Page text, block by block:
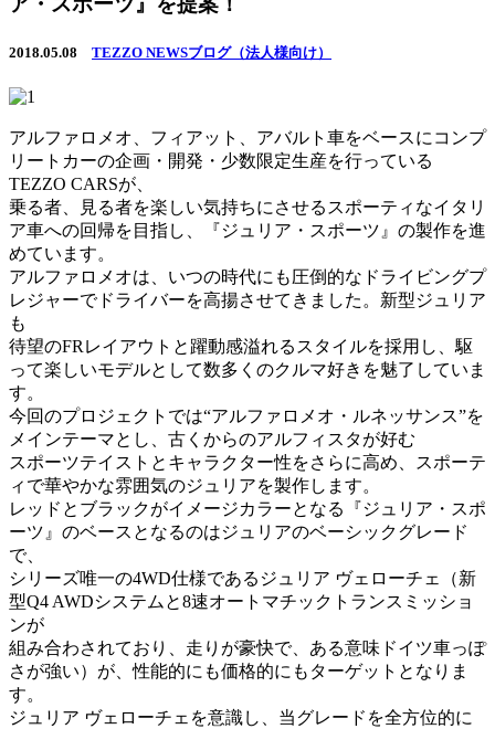
2018.05.08 TEZZO NEWSブログ（法人様向け）
アルファロメオ、フィアット、アバルト車をベースにコンプ
リートカーの企画・開発・少数限定生産を行っている
TEZZO CARSが、
乗る者、見る者を楽しい気持ちにさせるスポーティなイタリ
ア車への回帰を目指し、『ジュリア・スポーツ』の製作を進
めています。
アルファロメオは、いつの時代にも圧倒的なドライビングプ
レジャーでドライバーを高揚させてきました。新型ジュリア
も
待望のFRレイアウトと躍動感溢れるスタイルを採用し、駆
って楽しいモデルとして数多くのクルマ好きを魅了していま
す。
今回のプロジェクトでは“アルファロメオ・ルネッサンス”を
メインテーマとし、古くからのアルフィスタが好む
スポーツテイストとキャラクター性をさらに高め、スポーテ
ィで華やかな雰囲気のジュリアを製作します。
レッドとブラックがイメージカラーとなる『ジュリア・スポ
ーツ』のベースとなるのはジュリアのベーシックグレード
で、
シリーズ唯一の4WD仕様であるジュリア ヴェローチェ（新
型Q4 AWDシステムと8速オートマチックトランスミッショ
ンが
組み合わされており、走りが豪快で、ある意味ドイツ車っぽ
さが強い）が、性能的にも価格的にもターゲットとなりま
す。
ジュリア ヴェローチェを意識し、当グレードを全方位的に